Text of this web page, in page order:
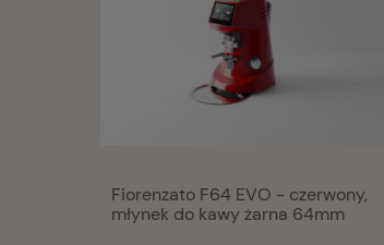
Fiorenzato F64 EVO - czerwony,
młynek do kawy żarna 64mm